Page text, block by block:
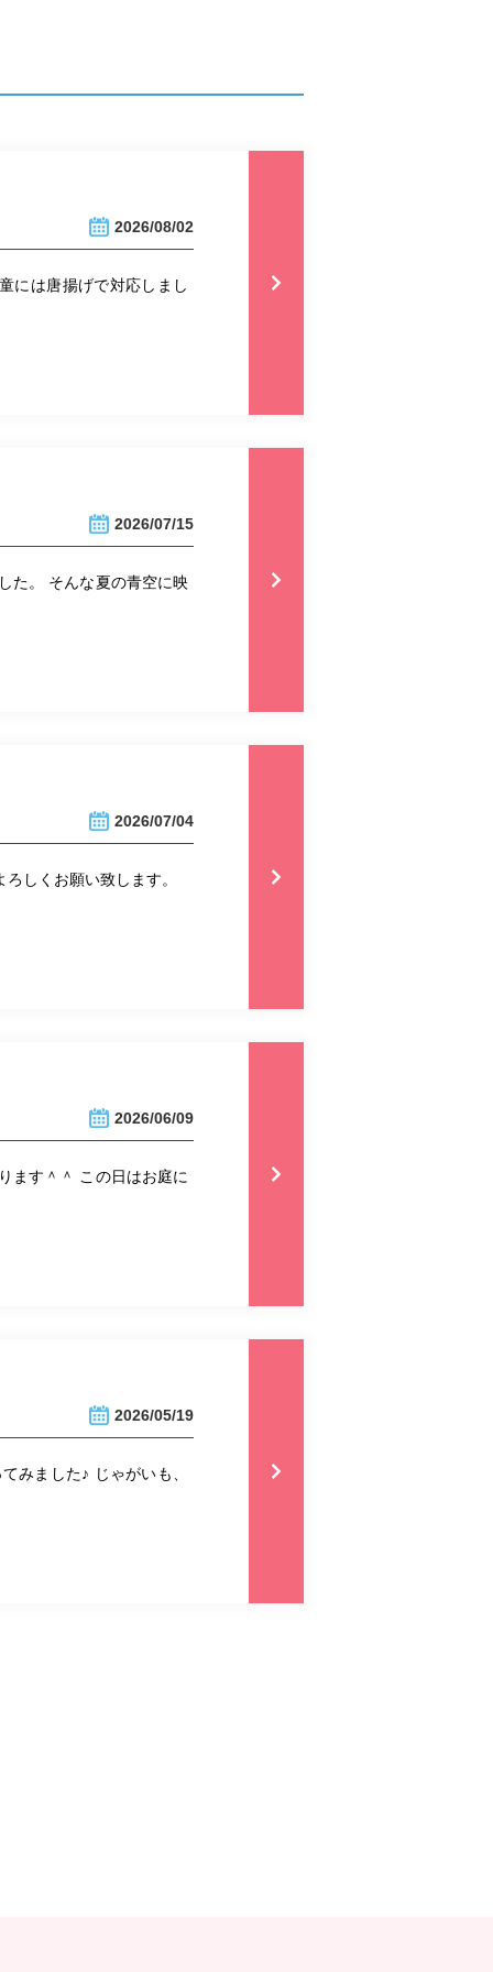
2026/08/02
には唐揚げで対応しまし
2026/07/15
た。 そんな夏の青空に映
2026/07/04
しくお願い致します。
2026/06/09
ます＾＾ この日はお庭に
2026/05/19
みました♪ じゃがいも、